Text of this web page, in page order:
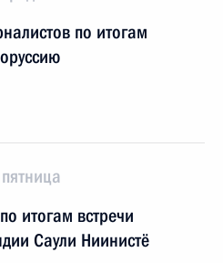
по итогам
итогам встречи
Саули Ниинистё